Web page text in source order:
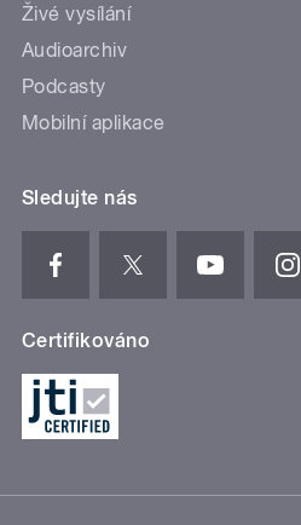
Živé vysílání
Audioarchiv
Podcasty
Mobilní aplikace
Sledujte nás
Certifikováno